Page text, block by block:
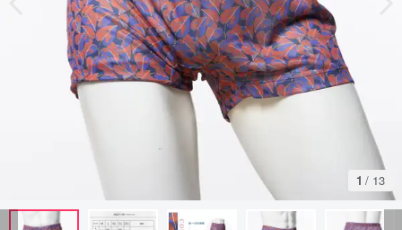
1 / 13